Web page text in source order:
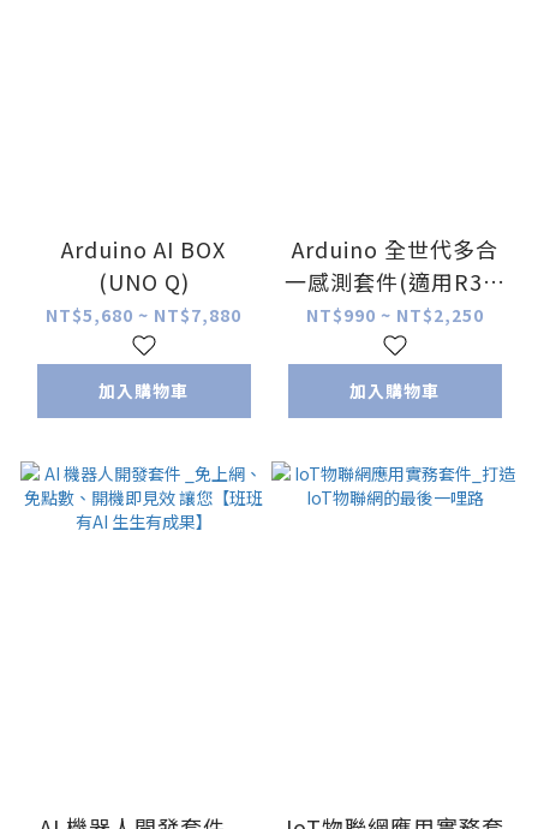
Arduino AI BOX
(UNO Q)
NT$5,680 ~ NT$7,880
加入購物車
Arduino 全世代多合
一感測套件(適用R3、
R4、UNO Q各世代)
NT$990 ~ NT$2,250
加入購物車